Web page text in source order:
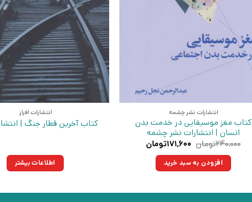
انتشارات نشر چشمه
کتاب مغز موسیقایی در خدمت بدن
انسان | انتشارات نشر چشمه
۲۴۰,۰۰۰تومان قیمت
۲۴۰,۰۰۰تومان
بود.
۱۷۱,۶۰۰تومانقیمت
افزودن به سبد خرید
انتشارات افراز
کتاب آخرین قطار جنگ |
اطلاعات بیشتر